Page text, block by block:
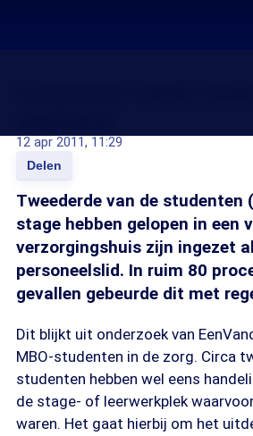
12 apr 2011, 11:29
Delen
Tweederde van de studenten
stage hebben gelopen in een
verzorgingshuis zijn ingezet
personeelslid. In ruim 80
gevallen gebeurde dit met
Dit blijkt uit onderzoek van
MBO-studenten in de zorg. Circa
studenten hebben wel eens
de stage- of leerwerkplek
waren. Het gaat hierbij om het